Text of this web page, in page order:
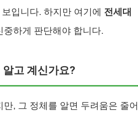
입니다. 하지만 여기에 전세대
중하게 판단해야 합니다.
고 계신가요?
, 그 정체를 알면 두려움은 줄어